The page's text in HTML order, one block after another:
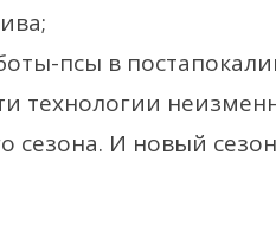
псы в
технологии
сезона. И новый